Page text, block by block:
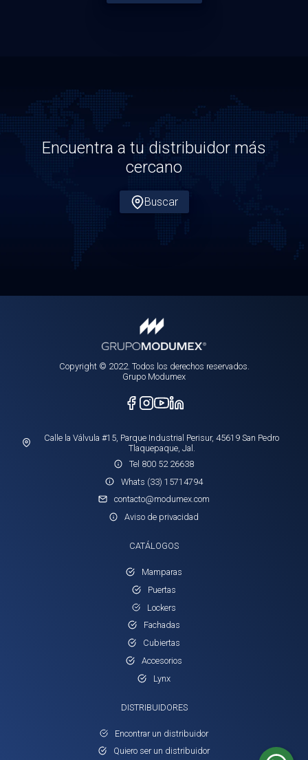
Encuentra a tu distribuidor más
cercano
Buscar
Copyright © 2022. Todos los derechos reservados.
Grupo Modumex
Calle la Válvula #15, Parque Industrial Perisur, 45619 San Pedro
Tlaquepaque, Jal.
Tel 800 52 26638
Whats (33) 15714794
contacto@modumex.com
Aviso de privacidad
CATÁLOGOS
Mamparas
Puertas
Lockers
Fachadas
Cubiertas
Accesorios
Lynx
DISTRIBUIDORES
Encontrar un distribuidor
Quiero ser un distribuidor